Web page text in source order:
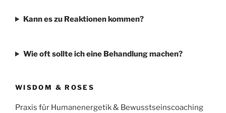
Kann es zu Reaktionen kommen?
Wie oft sollte ich eine Behandlung machen?
WISDOM & ROSES
Praxis für Humanenergetik & Bewusstseinscoaching